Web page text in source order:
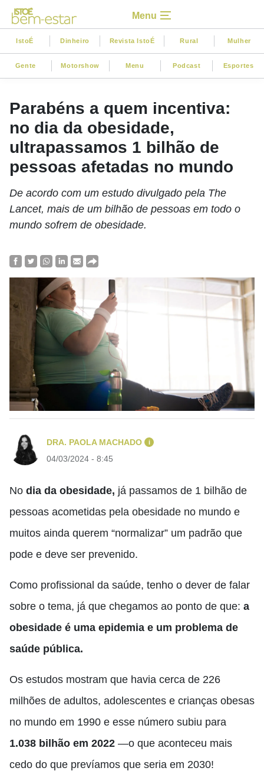
Menu
IstoÉ Dinheiro Revista IstoÉ Rural Mulher
Gente Motorshow Menu Podcast Esportes
Parabéns a quem incentiva:
no dia da obesidade,
ultrapassamos 1 bilhão de
pessoas afetadas no mundo
De acordo com um estudo divulgado pela The
Lancet, mais de um bilhão de pessoas em todo o
mundo sofrem de obesidade.
DRA. PAOLA MACHADO i
04/03/2024 - 8:45
No dia da obesidade, já passamos de 1 bilhão de
pessoas acometidas pela obesidade no mundo e
muitos ainda querem “normalizar” um padrão que
pode e deve ser prevenido.
Como profissional da saúde, tenho o dever de falar
sobre o tema, já que chegamos ao ponto de que: a
obesidade é uma epidemia e um problema de
saúde pública.
Os estudos mostram que havia cerca de 226
milhões de adultos, adolescentes e crianças obesas
no mundo em 1990 e esse número subiu para
1.038 bilhão em 2022 —o que aconteceu mais
cedo do que prevíamos que seria em 2030!